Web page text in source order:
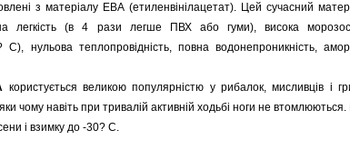
з матеріалу ЕВА (етиленвінілацетат). Цей сучасний
легкість (в 4 рази легше ПВХ або гуми), висока
нульова теплопровідність, повна водонепроникність,
користується великою популярністю у рибалок, мисливців і
чому навіть при тривалій активній ходьбі ноги не
і взимку до -30? C.